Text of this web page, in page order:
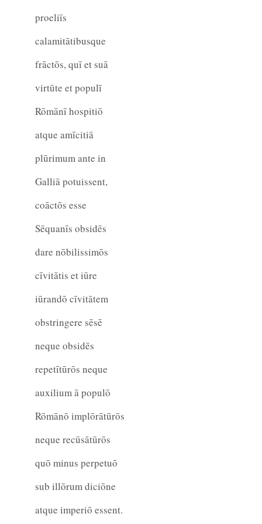
proeliīs
calamitātibusque
frāctōs, quī et suā
virtūte et populī
Rōmānī hospitiō
atque amīcitiā
plūrimum ante in
Galliā potuissent,
coāctōs esse
Sēquanīs obsidēs
dare nōbilissimōs
cīvitātis et iūre
iūrandō cīvitātem
obstringere sēsē
neque obsidēs
repetītūrōs neque
auxilium ā populō
Rōmānō implōrātūrōs
neque recūsātūrōs
quō minus perpetuō
sub illōrum diciōne
atque imperiō essent.